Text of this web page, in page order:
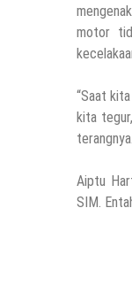
motor
“Saat
kita
terangnya.
Aiptu
SIM.